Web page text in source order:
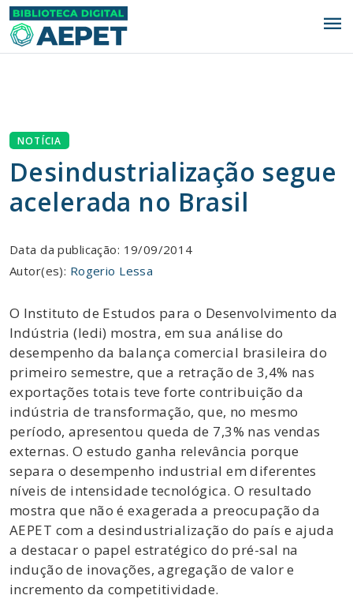
menu
NOTÍCIA
Desindustrialização segue
acelerada no Brasil
Data da publicação: 19/09/2014
Autor(es): Rogerio Lessa
O Instituto de Estudos para o Desenvolvimento da
Indústria (Iedi) mostra, em sua análise do
desempenho da balança comercial brasileira do
primeiro semestre, que a retração de 3,4% nas
exportações totais teve forte contribuição da
indústria de transformação, que, no mesmo
período, apresentou queda de 7,3% nas vendas
externas. O estudo ganha relevância porque
separa o desempenho industrial em diferentes
níveis de intensidade tecnológica. O resultado
mostra que não é exagerada a preocupação da
AEPET com a desindustrialização do país e ajuda
a destacar o papel estratégico do pré-sal na
indução de inovações, agregação de valor e
incremento da competitividade.